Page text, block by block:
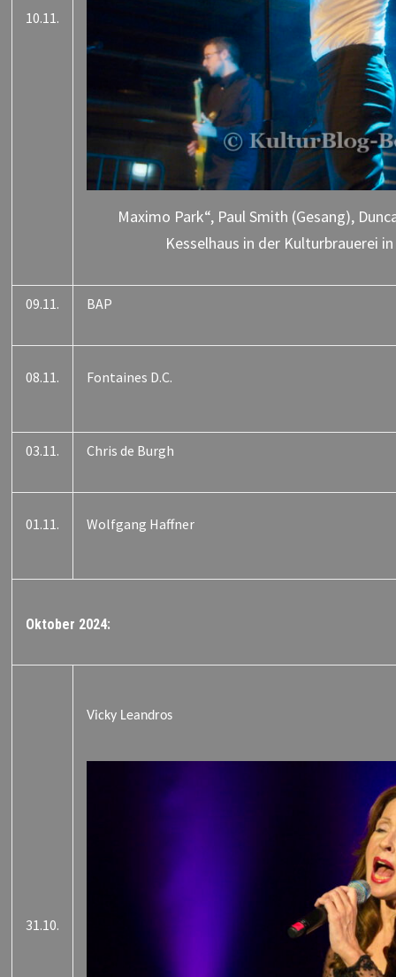
10.11.
Maximo Park“, Paul Smith (Gesang),
Kesselhaus in der Kulturbrauerei
09.11. BAP
08.11. Fontaines D.C.
03.11. Chris de Burgh
01.11. Wolfgang Haffner
Oktober 2024:
31.10.
Vicky Leandros